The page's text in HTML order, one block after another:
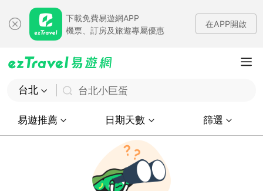
下載免費易遊網APP
機票、訂房及旅遊專屬優惠
在APP開啟
台北 台北小巨蛋
易遊推薦 日期天數 篩選